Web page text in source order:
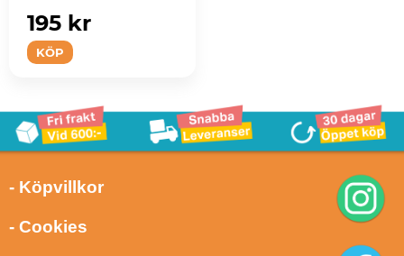
KÖP
195 kr
- Köpvillkor
- Cookies